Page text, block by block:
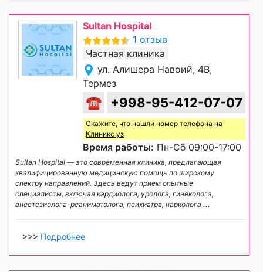
Sultan Hospital
1 отзыв
Частная клиника
ул. Алишера Навоий, 4B,
Термез
☎ +998-95-412-07-07
Скажите, что нашли номер телефона на
Клиникс уз
Время работы: Пн-Сб 09:00-17:00
Sultan Hospital — это современная клиника, предлагающая
квалифицированную медицинскую помощь по широкому
спектру направлений. Здесь ведут прием опытные
специалисты, включая кардиолога, уролога, гинеколога,
анестезиолога-реаниматолога, психиатра, нарколога ...
>>> Подробнее